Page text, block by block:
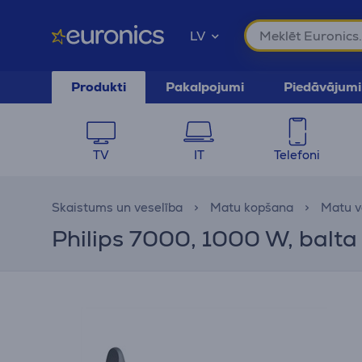
LV
Produkti Pakalpojumi Piedāvājumi
TV IT Telefoni
Skaistums un veselība Matu kopšana Matu
Philips 7000, 1000 W,